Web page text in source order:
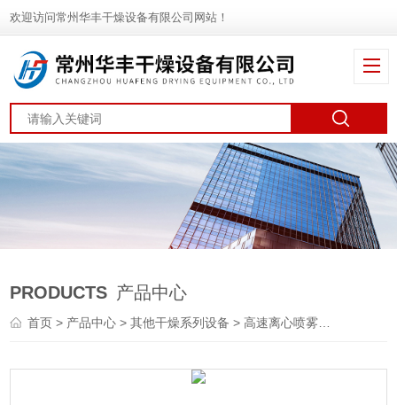
欢迎访问常州华丰干燥设备有限公司网站！
PRODUCTS 产品中心
首页> 产品中心 >其他干燥系列设备 >高速离心喷雾干燥机